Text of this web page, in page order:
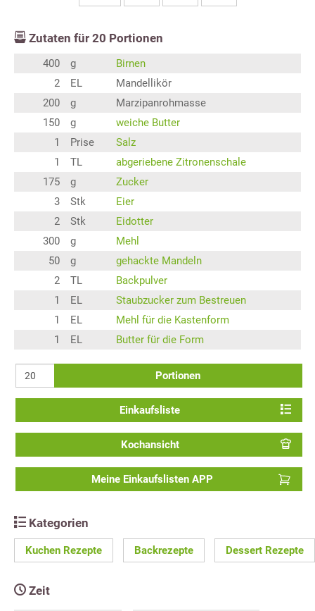
Zutaten für 20 Portionen
400 g
Birnen
2
EL
Mandellikör
200
g
Marzipanrohmasse
150
g
weiche Butter
1
Prise
Salz
1
TL
abgeriebene Zitronenschale
175
g
Zucker
3
Stk
Eier
2
Stk
Eidotter
300
g
Mehl
50
g
gehackte Mandeln
2
TL
Backpulver
1
EL
Staubzucker zum Bestreuen
1
EL
Mehl für die Kastenform
1
EL Butter für die Form
Portionen
Einkaufsliste
Kochansicht
Meine Einkaufslisten APP
Kategorien
Kuchen Rezepte Backrezepte Dessert Rezepte
Zeit